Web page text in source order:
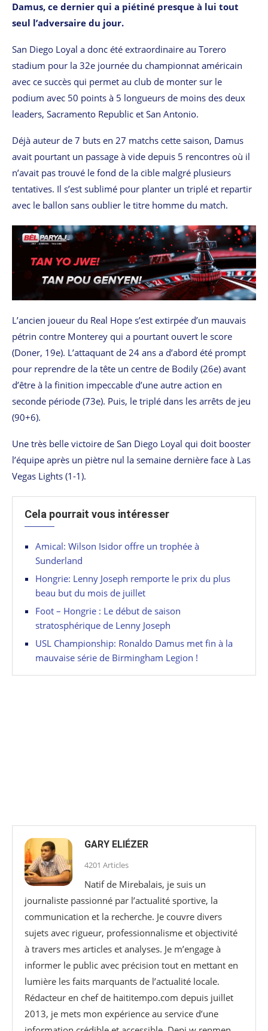
Damus, ce dernier qui a piétiné presque à lui tout
seul l’adversaire du jour.
San Diego Loyal a donc été extraordinaire au Torero
stadium pour la 32e journée du championnat américain
avec ce succès qui permet au club de monter sur le
podium avec 50 points à 5 longueurs de moins des deux
leaders, Sacramento Republic et San Antonio.
Déjà auteur de 7 buts en 27 matchs cette saison, Damus
avait pourtant un passage à vide depuis 5 rencontres où il
n’avait pas trouvé le fond de la cible malgré plusieurs
tentatives. Il s’est sublimé pour planter un triplé et repartir
avec le ballon sans oublier le titre homme du match.
L’ancien joueur du Real Hope s’est extirpée d’un mauvais
pétrin contre Monterey qui a pourtant ouvert le score
(Doner, 19e). L’attaquant de 24 ans a d’abord été prompt
pour reprendre de la tête un centre de Bodily (26e) avant
d’être à la finition impeccable d’une autre action en
seconde période (73e). Puis, le triplé dans les arrêts de jeu
(90+6).
Une très belle victoire de San Diego Loyal qui doit booster
l’équipe après un piètre nul la semaine dernière face à Las
Vegas Lights (1-1).
Cela pourrait vous intéresser
Amical: Wilson Isidor offre un trophée à
Sunderland
Hongrie: Lenny Joseph remporte le prix du plus
beau but du mois de juillet
Foot – Hongrie : Le début de saison
stratosphérique de Lenny Joseph
USL Championship: Ronaldo Damus met fin à la
mauvaise série de Birmingham Legion !
GARY ELIÉZER
4201 Articles
Natif de Mirebalais, je suis un
journaliste passionné par l’actualité sportive, la
communication et la recherche. Je couvre divers
sujets avec rigueur, professionnalisme et objectivité
à travers mes articles et analyses. Je m’engage à
informer le public avec précision tout en mettant en
lumière les faits marquants de l’actualité locale.
Rédacteur en chef de haititempo.com⁠ depuis juillet
2013, je mets mon expérience au service d’une